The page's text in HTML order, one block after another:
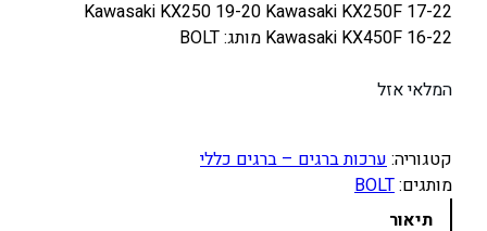
Kawasaki KX250 19-20 Kawasaki KX250F 17-22
Kawasaki KX450F 16-22 מותג: BOLT
המלאי אזל
קטגוריה:ערכות ברגים – ברגים כללי
מותגים:BOLT
תיאור